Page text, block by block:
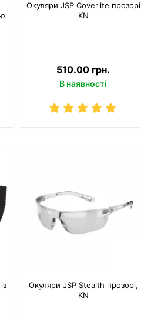
Окуляри JSP Coverlite прозорі
KN
510.00 грн.
В наявності
Окуляри JSP Stealth прозорі,
KN